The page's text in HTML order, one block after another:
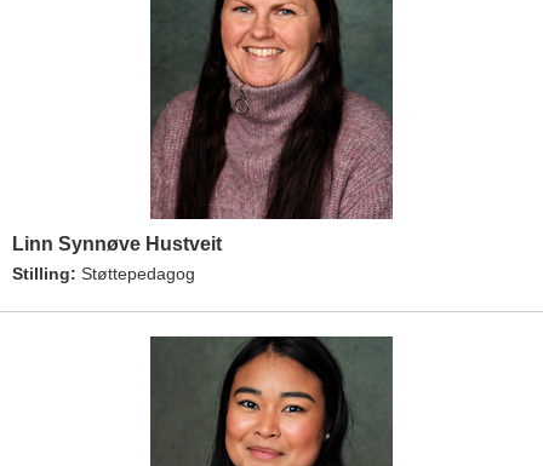
Linn Synnøve Hustveit
Stilling: Støttepedagog